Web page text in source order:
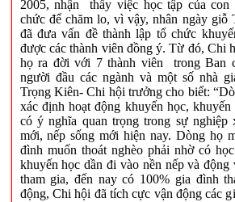
2005, nhận thấy việc học tập của con
chức để chăm lo, vì vậy, nhân ngày giỗ
đã đưa vấn đề thành lập tổ chức
được các thành viên đồng ý. Từ đó, Chi
họ ra đời với 7 thành viên trong Ban
người đầu các ngành và một số nhà
Trọng Kiên- Chi hội trưởng cho biết:
xác định hoạt động khuyến học,
có ý nghĩa quan trọng trong sự nghiệp
mới, nếp sống mới hiện nay. Dòng họ
đình muốn thoát nghèo phải nhờ có
khuyến học dần đi vào nền nếp và
tham gia, đến nay có 100% gia đình
động, Chi hội đã tích cực vận động các